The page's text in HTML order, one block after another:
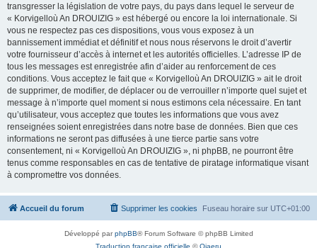
transgresser la législation de votre pays, du pays dans lequel le serveur de
« Korvigelloù An DROUIZIG » est hébergé ou encore la loi internationale. Si
vous ne respectez pas ces dispositions, vous vous exposez à un
bannissement immédiat et définitif et nous nous réservons le droit d’avertir
votre fournisseur d’accès à internet et les autorités officielles. L’adresse IP de
tous les messages est enregistrée afin d’aider au renforcement de ces
conditions. Vous acceptez le fait que « Korvigelloù An DROUIZIG » ait le droit
de supprimer, de modifier, de déplacer ou de verrouiller n’importe quel sujet et
message à n’importe quel moment si nous estimons cela nécessaire. En tant
qu’utilisateur, vous acceptez que toutes les informations que vous avez
renseignées soient enregistrées dans notre base de données. Bien que ces
informations ne seront pas diffusées à une tierce partie sans votre
consentement, ni « Korvigelloù An DROUIZIG », ni phpBB, ne pourront être
tenus comme responsables en cas de tentative de piratage informatique visant
à compromettre vos données.
Accueil du forum Fuseau horaire sur UTC+01:00
Supprimer les cookies
Développé parphpBB® Forum Software © phpBB Limited
Traduction française officielle ©Qiaeru